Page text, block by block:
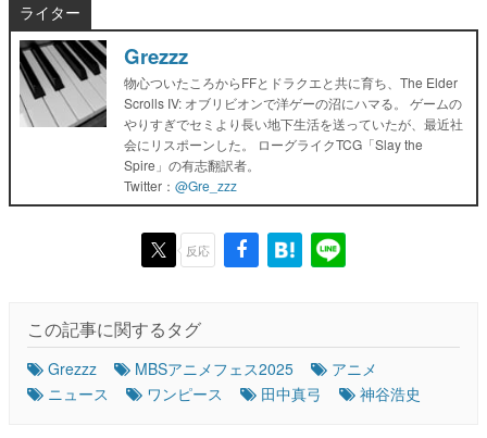
ライター
Grezzz
物心ついたころからFFとドラクエと共に育ち、The Elder
Scrolls IV: オブリビオンで洋ゲーの沼にハマる。 ゲームの
やりすぎでセミより長い地下生活を送っていたが、最近社
会にリスポーンした。 ローグライクTCG「Slay the
Spire」の有志翻訳者。
Twitter： @Gre_zzz
反応
この記事に関するタグ
Grezzz MBSアニメフェス2025
アニメ
ニュース
ワンピース 田中真弓 神谷浩史